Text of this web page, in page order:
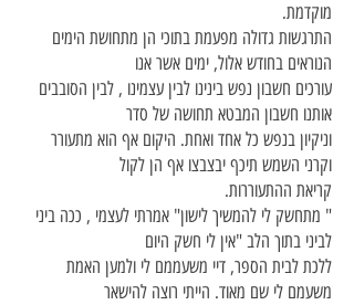
מוקדמת.
התרגשות גדולה מפעמת בתוכי הן מתחושת הימים
הנוראים בחודש אלול, ימים אשר אנו
עורכים חשבון נפש בינינו לבין עצמינו , לבין הסובבים
אותנו חשבון המבטא תחושה של סדר
וניקיון בנפש כל אחד ואחת. היקום אף הוא מתעורר
וקרני השמש תיכף יבצבצו אף הן לקול
קריאת ההתעוררות.
" מתחשק לי להמשיך לישון" אמרתי לעצמי , ככה ביני
לביני בתוך הלב "אין לי חשק היום
ללכת לבית הספר, דיי משעממם לי ולמען האמת
משעמם לי שם מאוד. הייתי רוצה להישאר